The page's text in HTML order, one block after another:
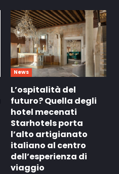
News
L’ospitalità del
futuro? Quella degli
hotel mecenati
Starhotels porta
l’alto artigianato
italiano al centro
dell’esperienza di
viaggio